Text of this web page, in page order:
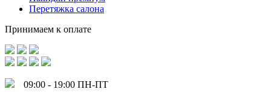
Перетяжка салона
Принимаем к оплате
09:00 - 19:00 ПН-ПТ